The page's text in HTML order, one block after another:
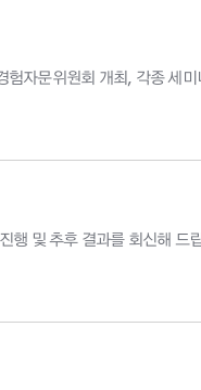
자문위원회 개최, 각종 세
행 및 추후 결과를 회신해 드